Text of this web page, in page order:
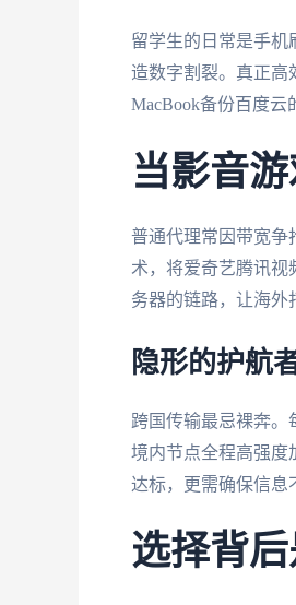
留学生的日常是手机
造数字割裂。真正高
MacBook备份百度云
当影音
普通代理常因带宽
术，将爱奇艺腾讯视
务器的链路，让海外
隐形的护航
跨国传输最忌裸奔。
境内节点全程高强度
达标，更需确保信息
选择背